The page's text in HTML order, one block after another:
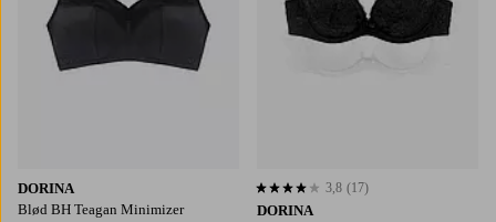
DORINA
Blød BH Teagan Minimizer
DORINA
3,8 baseret på 17 bedømmelser
3,8 (17)